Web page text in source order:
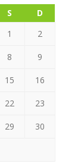
S
D
1
2
8 9
15 16
22 23
29 30